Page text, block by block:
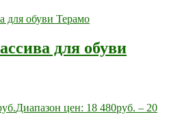
для обуви
Диапазон цен: 18 480руб. – 20